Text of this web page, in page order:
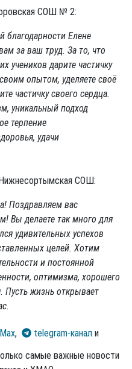
СОШ № 2:
благодарности Елене
за ваш труд. За то, что
учеников дарите частичку
опытом, уделяете своё
частичку своего сердца.
уникальный подход
терпение
удачи
СОШ:
Поздравляем вас
Вы делаете так много для
удивительных успехов
целей. Хотим
и постоянной
оптимизма, хорошего
Пусть жизнь открывает
Max, telegram-канал и
самые важные новости